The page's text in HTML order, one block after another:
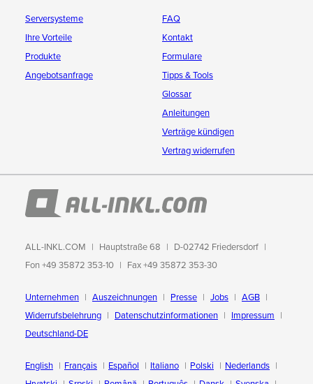
Serversysteme
Ihre Vorteile
Produkte
Angebotsanfrage
FAQ
Kontakt
Formulare
Tipps & Tools
Glossar
Anleitungen
Verträge kündigen
Vertrag widerrufen
ALL-INKL.COM Hauptstraße 68
D-02742 Friedersdorf
Fon +49 35872 353-10
Fax +49 35872 353-30
Unternehmen Auszeichnungen Presse Jobs
AGB
Widerrufsbelehrung
Datenschutzinformationen
Impressum
Deutschland-DE
English Français Español Italiano Polski
Nederlands